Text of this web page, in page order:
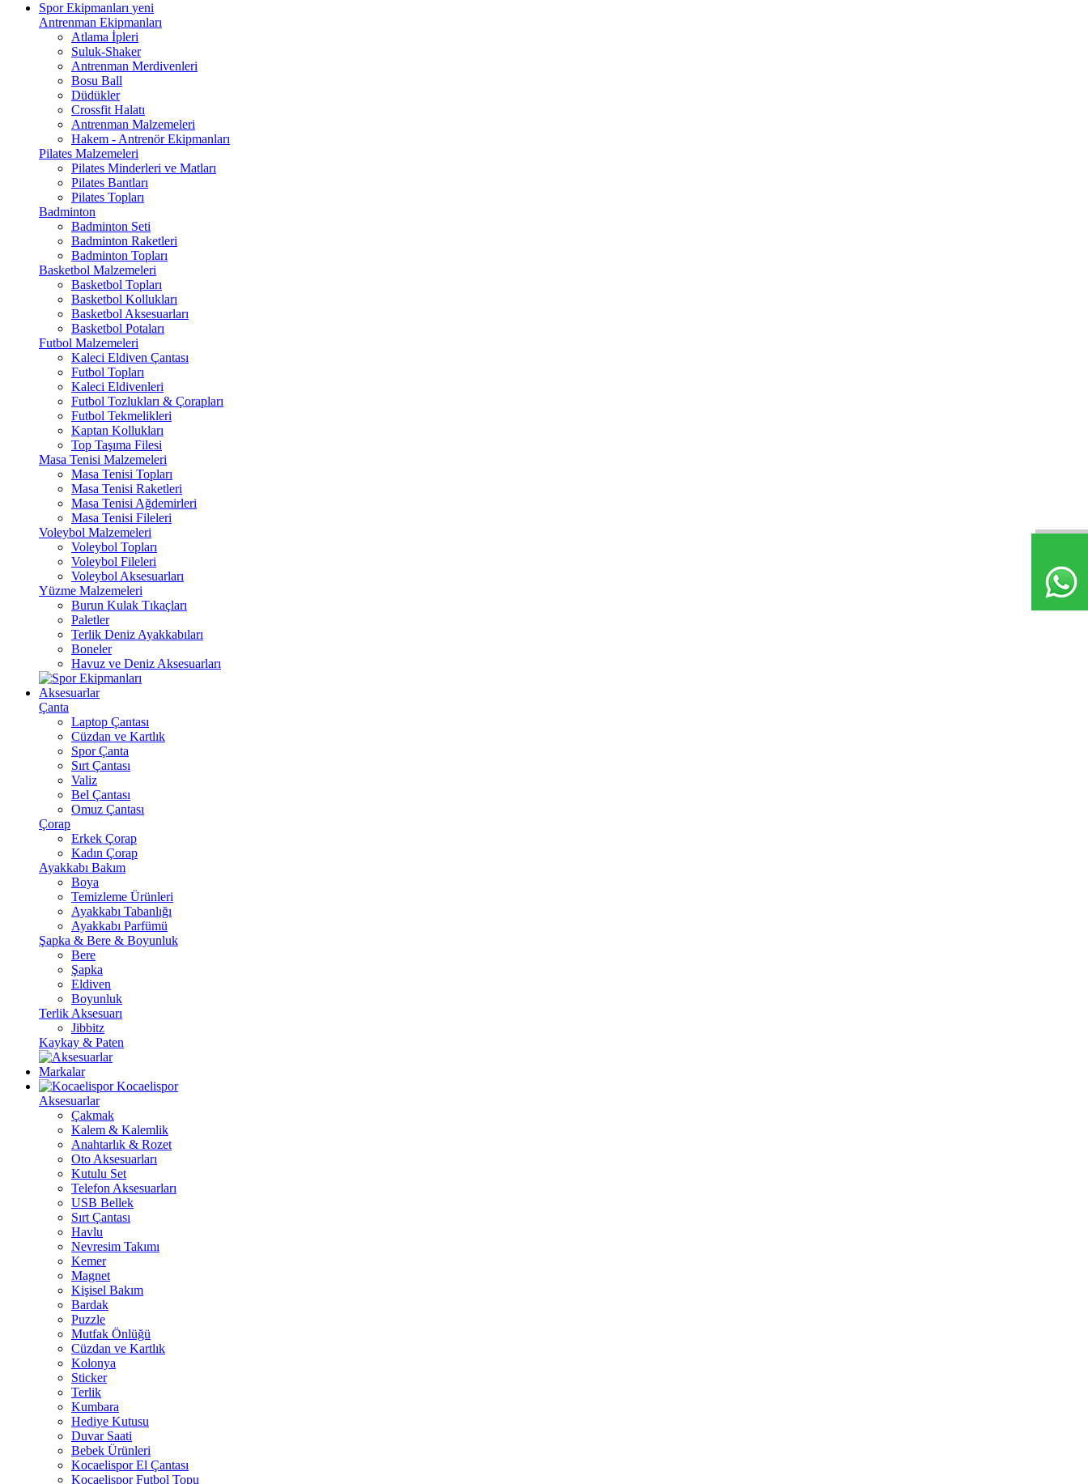
Spor Ekipmanları yeni
Antrenman Ekipmanları
Atlama İpleri
Suluk-Shaker
Antrenman Merdivenleri
Bosu Ball
Düdükler
Crossfit Halatı
Antrenman Malzemeleri
Hakem - Antrenör Ekipmanları
Pilates Malzemeleri
Pilates Minderleri ve Matları
Pilates Bantları
Pilates Topları
Badminton
Badminton Seti
Badminton Raketleri
Badminton Topları
Basketbol Malzemeleri
Basketbol Topları
Basketbol Kollukları
Basketbol Aksesuarları
Basketbol Potaları
Futbol Malzemeleri
Kaleci Eldiven Çantası
Futbol Topları
Kaleci Eldivenleri
Futbol Tozlukları & Çorapları
Futbol Tekmelikleri
Kaptan Kollukları
Top Taşıma Filesi
Masa Tenisi Malzemeleri
Masa Tenisi Topları
Masa Tenisi Raketleri
Masa Tenisi Ağdemirleri
Masa Tenisi Fileleri
Voleybol Malzemeleri
Voleybol Topları
Voleybol Fileleri
Voleybol Aksesuarları
Yüzme Malzemeleri
Burun Kulak Tıkaçları
Paletler
Terlik Deniz Ayakkabıları
Boneler
Havuz ve Deniz Aksesuarları
Aksesuarlar
Çanta
Laptop Çantası
Cüzdan ve Kartlık
Spor Çanta
Sırt Çantası
Valiz
Bel Çantası
Omuz Çantası
Çorap
Erkek Çorap
Kadın Çorap
Ayakkabı Bakım
Boya
Temizleme Ürünleri
Ayakkabı Tabanlığı
Ayakkabı Parfümü
Şapka & Bere & Boyunluk
Bere
Şapka
Eldiven
Boyunluk
Terlik Aksesuarı
Jibbitz
Kaykay & Paten
Markalar
Kocaelispor
Aksesuarlar
Çakmak
Kalem & Kalemlik
Anahtarlık & Rozet
Oto Aksesuarları
Kutulu Set
Telefon Aksesuarları
USB Bellek
Sırt Çantası
Havlu
Nevresim Takımı
Kemer
Magnet
Kişisel Bakım
Bardak
Puzzle
Mutfak Önlüğü
Cüzdan ve Kartlık
Kolonya
Sticker
Terlik
Kumbara
Hediye Kutusu
Duvar Saati
Bebek Ürünleri
Kocaelispor El Çantası
Kocaelispor Futbol Topu